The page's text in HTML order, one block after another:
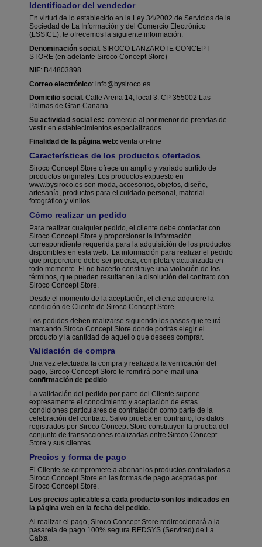
Identificador del vendedor
En virtud de lo establecido en la Ley 34/2002 de Servicios de la
Sociedad de La Información y del Comercio Electrónico
(LSSICE), te ofrecemos la siguiente información:
Denominación social: SIROCO LANZAROTE CONCEPT
STORE (en adelante Siroco Concept Store)
NIF: B44803898
Correo electrónico: info@bysiroco.es
Domicilio social : Calle Arena 14, local 3. CP 355002 Las
Palmas de Gran Canaria
Su actividad social es: comercio al por menor de prendas de
vestir en establecimientos especializados
Finalidad de la página web: venta on-line
Características de los productos ofertados
Siroco Concept Store ofrece un amplio y variado surtido de
productos originales. Los productos expuesto en
www.bysiroco.es son moda, accesorios, objetos, diseño,
artesanía, productos para el cuidado personal, material
fotográfico y vinilos.
Cómo realizar un pedido
Para realizar cualquier pedido, el cliente debe contactar con
Siroco Concept Store y proporcionar la información
correspondiente requerida para la adquisición de los productos
disponibles en esta web.
La información para realizar el pedido
que proporcione debe ser precisa, completa y actualizada en
todo momento. El no hacerlo constituye una violación de los
términos, que pueden resultar en la disolución del contrato con
Siroco Concept Store.
Desde el momento de la aceptación, el cliente adquiere la
condición de Cliente de Siroco Concept Store.
Los pedidos deben realizarse siguiendo los pasos que te irá
marcando Siroco Concept Store donde podrás elegir el
producto y la cantidad de aquello que desees comprar.
Validación de compra
Una vez efectuada la compra y realizada la verificación del
pago, Siroco Concept Store te remitirá por e-mail una
confirmación de pedido.
La validación del pedido por parte del Cliente supone
expresamente el conocimiento y aceptación de estas
condiciones particulares de contratación como parte de la
celebración del contrato. Salvo prueba en contrario, los datos
registrados por Siroco Concept Store constituyen la prueba del
conjunto de transacciones realizadas entre Siroco Concept
Store y sus clientes.
Precios y forma de pago
El Cliente se compromete a abonar los productos contratados a
Siroco Concept Store en las formas de pago aceptadas por
Siroco Concept Store.
Los precios aplicables a cada producto son los indicados en
la página web en la fecha del pedido.
Al realizar el pago, Siroco Concept Store redireccionará a la
pasarela de pago 100% segura REDSYS (Servired) de La
Caixa.